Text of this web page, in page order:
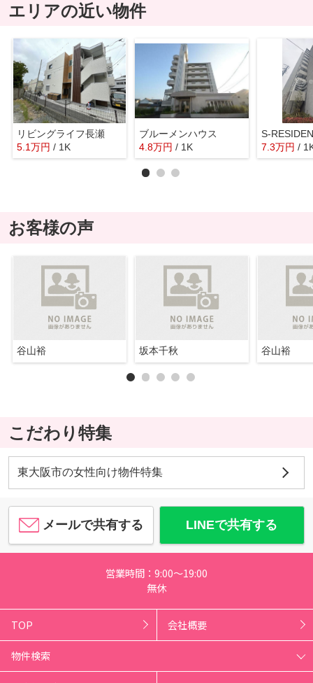
エリアの近い物件
リビングライフ長瀬
5.1万円 / 1K
ブルーメンハウス
4.8万円 / 1K 7.3万円 /
お客様の声
谷山裕 坂本千秋 谷山裕
こだわり特集
東大阪市の女性向け物件特集
メールで共有する LINEで共有する
営業時間：9:00～19:00
無休
TOP 会社概要
物件検索